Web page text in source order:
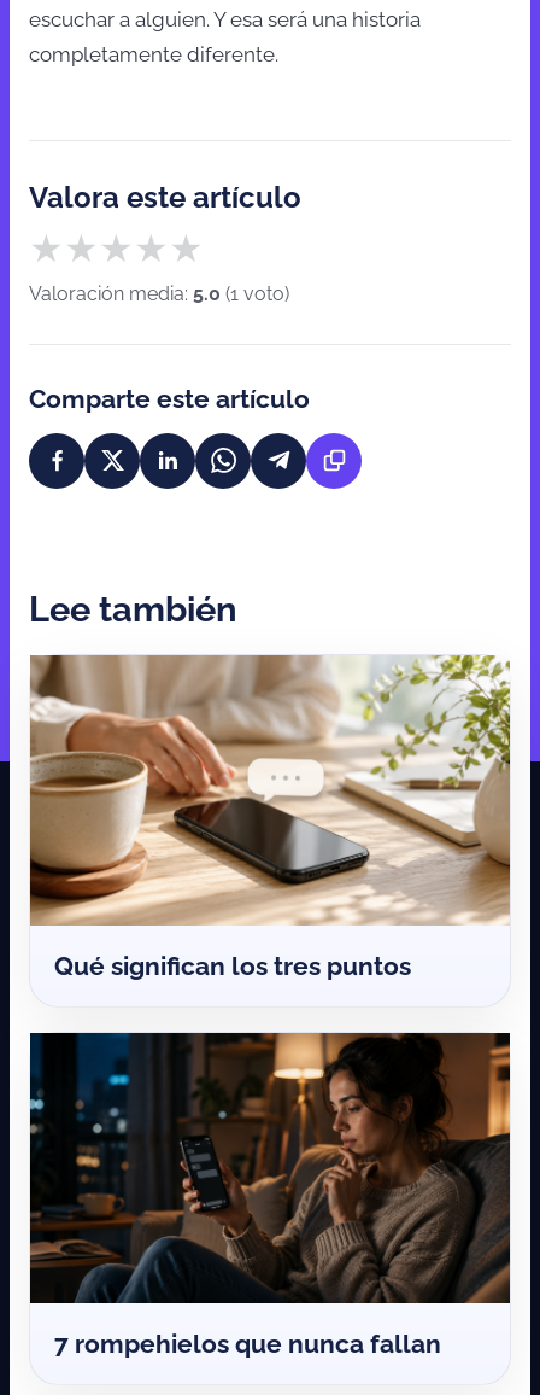
escuchar a alguien. Y esa será una historia
completamente diferente.
Valora este artículo
★★★★★
Valoración media: 5.0 (1 voto)
Comparte este artículo
Lee también
Qué significan los tres puntos
7 rompehielos que nunca fallan